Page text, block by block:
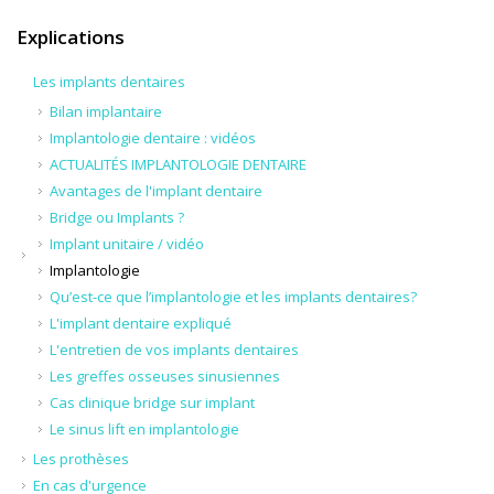
Explications
Les implants dentaires
Bilan implantaire
Implantologie dentaire : vidéos
ACTUALITÉS IMPLANTOLOGIE DENTAIRE
Avantages de l'implant dentaire
Bridge ou Implants ?
Implant unitaire / vidéo
Implantologie
Qu’est-ce que l’implantologie et les implants dentaires?
L'implant dentaire expliqué
L'entretien de vos implants dentaires
Les greffes osseuses sinusiennes
Cas clinique bridge sur implant
Le sinus lift en implantologie
Les prothèses
En cas d'urgence